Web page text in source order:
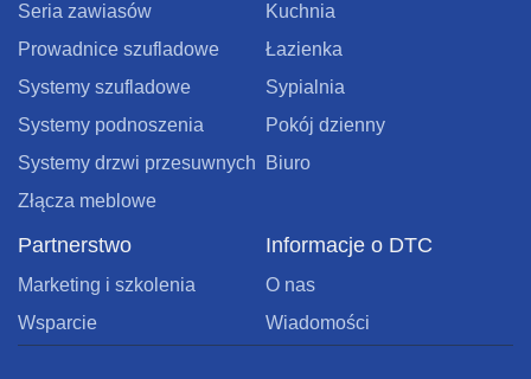
Seria zawiasów
Prowadnice szufladowe
Systemy szufladowe
Systemy podnoszenia
Systemy drzwi przesuwnych
Złącza meblowe
Kuchnia
Łazienka
Sypialnia
Pokój dzienny
Biuro
Partnerstwo
Marketing i szkolenia
Wsparcie
Informacje o DTC
O nas
Wiadomości